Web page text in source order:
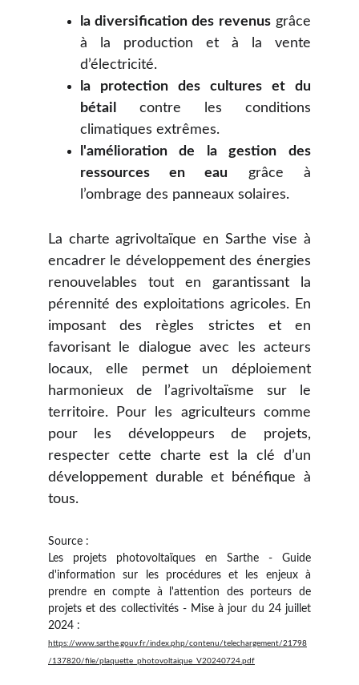
la diversification des revenusgrâce
à la production et à la vente
d’électricité.
la protection des cultures et du
bétail
contre les conditions
climatiques extrêmes.
l'amélioration de la gestion des
ressources en eau grâce à
l’ombrage des panneaux solaires.
La charte agrivoltaïque en Sarthe vise à
encadrer le développement des énergies
renouvelables tout en garantissant la
pérennité des exploitations agricoles. En
imposant des règles strictes et en
favorisant le dialogue avec les acteurs
locaux, elle permet un déploiement
harmonieux de l’agrivoltaïsme sur le
territoire. Pour les agriculteurs comme
pour les développeurs de projets,
respecter cette charte est la clé d’un
développement durable et bénéfique à
tous.
Source :
Les projets photovoltaïques en Sarthe - Guide
d'information sur les procédures et les enjeux à
prendre en compte à l'attention des porteurs de
projets et des collectivités - Mise à jour du 24 juillet
2024 :
https://www.sarthe.gouv.fr/index.php/contenu/telechargement/21798
/137820/file/plaquette_photovoltaique_V20240724.pdf